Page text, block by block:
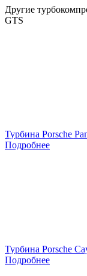
Другие
GTS
Турбина Porsche
Подробнее
Турбина Porsche
Подробнее